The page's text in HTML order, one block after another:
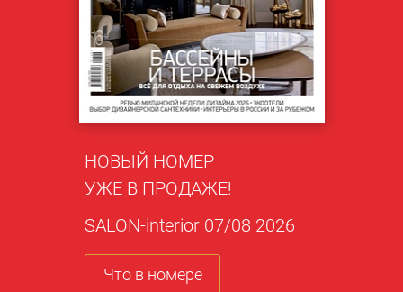
НОВЫЙ НОМЕР
УЖЕ В ПРОДАЖЕ!
SALON-interior 07/08 2026
Что в номере